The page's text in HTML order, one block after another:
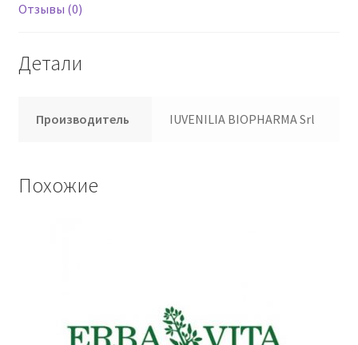
Отзывы (0)
Детали
Производитель IUVENILIA BIOPHARMA Srl
Похожие